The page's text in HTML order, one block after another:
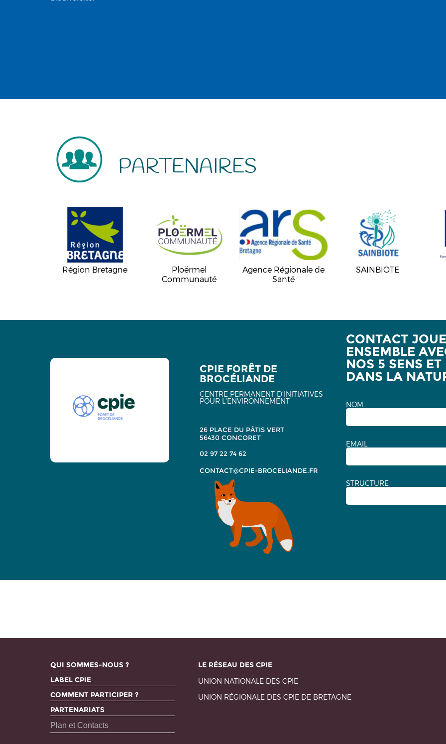
PARTENAIRES
Région Bretagne
Ploërmel
Communauté
Agence Régionale de
Santé
SAINBIOTE
CPIE FORÊT DE
BROCÉLIANDE
CENTRE PERMANENT D'INITIATIVES
POUR L'ENVIRONNEMENT
26 PLACE DU PÂTIS VERT
56430 CONCORET
02 97 22 74 62
CONTACT@CPIE-BROCELIANDE.FR
CONTACT
ENSEMBLE
NOS 5 SENS ET
DANS LA
NOM
EMAIL
STRUCTURE
QUI SOMMES-NOUS ?
LABEL CPIE
COMMENT PARTICIPER ?
PARTENARIATS
Plan et Contacts
LE RÉSEAU DES CPIE
UNION NATIONALE DES CPIE
UNION RÉGIONALE DES CPIE DE BRETAGNE